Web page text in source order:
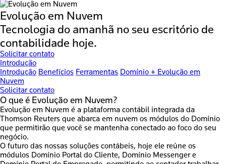
Evolução em Nuvem
Tecnologia do amanhã no seu escritório de
contabilidade hoje.
Solicitar contato
Introdução
Introdução Benefícios Ferramentas Domínio + Evolução em
Nuvem
Solicitar contato
O que é Evolução em Nuvem?
Evolução em Nuvem é a plataforma contábil integrada da
Thomson Reuters que abarca em nuvem os módulos do Domínio
que permitirão que você se mantenha conectado ao foco do seu
negócio.
O futuro das nossas soluções contábeis, hoje ele reúne os
módulos Domínio Portal do Cliente, Domínio Messenger e